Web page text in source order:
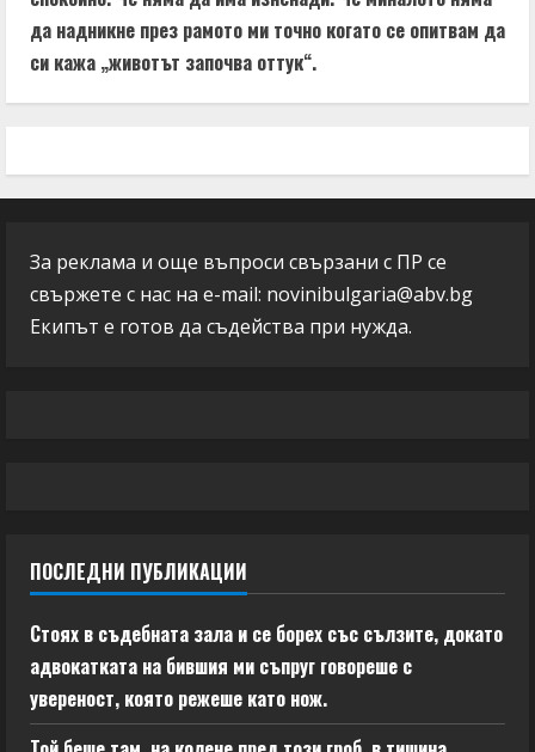
да надникне през рамото ми точно когато се опитвам да
си кажа „животът започва оттук“.
За реклама и още въпроси свързани с ПР се
свържете с нас на e-mail: novinibulgaria@abv.bg
Екипът е готов да съдейства при нужда.
ПОСЛЕДНИ ПУБЛИКАЦИИ
Стоях в съдебната зала и се борех със сълзите, докато
адвокатката на бившия ми съпруг говореше с
увереност, която режеше като нож.